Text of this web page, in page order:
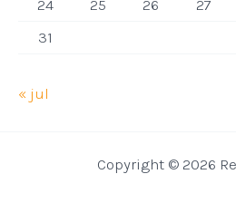
24
25 26 27
31
« jul
Copyright © 2026